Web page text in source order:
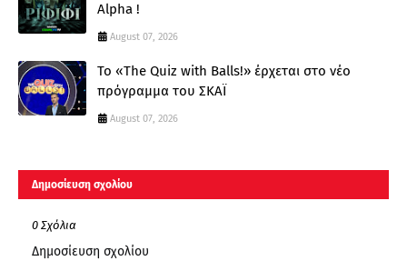
Alpha !
August 07, 2026
Το «The Quiz with Balls!» έρχεται στο νέο
πρόγραμμα του ΣΚΑΪ
August 07, 2026
Δημοσίευση σχολίου
0 Σχόλια
Δημοσίευση σχολίου